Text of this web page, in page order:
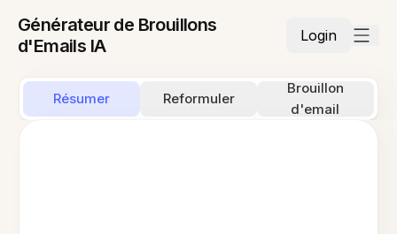
Générateur de Brouillons
d'Emails IA
Login
Résumer Reformuler
Brouillon
d'email